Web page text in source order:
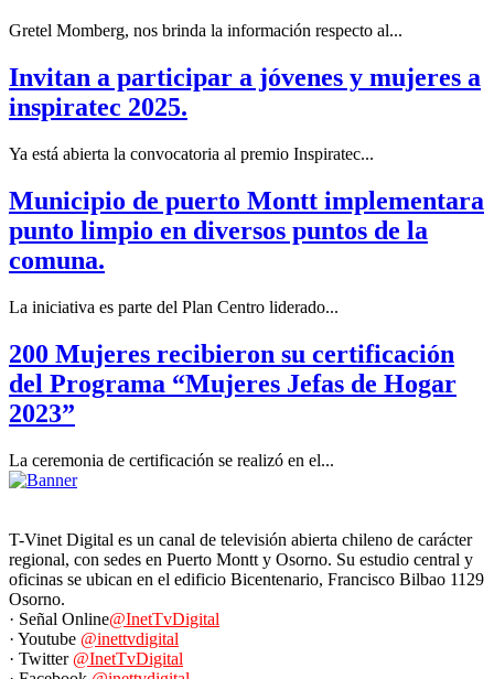
Gretel Momberg, nos brinda la información respecto al...
Invitan a participar a jóvenes y mujeres a
inspiratec 2025.
Ya está abierta la convocatoria al premio Inspiratec...
Municipio de puerto Montt implementara
punto limpio en diversos puntos de la
comuna.
La iniciativa es parte del Plan Centro liderado...
200 Mujeres recibieron su certificación
del Programa “Mujeres Jefas de Hogar
2023”
La ceremonia de certificación se realizó en el...
T-Vinet Digital es un canal de televisión abierta chileno de carácter
regional, con sedes en Puerto Montt y Osorno. Su estudio central y
oficinas se ubican en el edificio Bicentenario, Francisco Bilbao 1129
Osorno.
· Señal Online@InetTvDigital
· Youtube @inettvdigital
· Twitter @InetTvDigital